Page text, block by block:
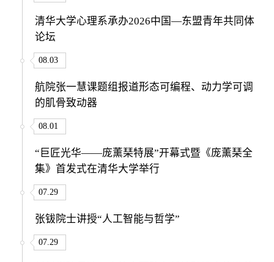
清华大学心理系承办2026中国—东盟青年共同体
论坛
08.03
航院张一慧课题组报道形态可编程、动力学可调
的肌骨致动器
08.01
“巨匠光华——庞薰琹特展”开幕式暨《庞薰琹全
集》首发式在清华大学举行
07.29
张钹院士讲授“人工智能与哲学”
07.29